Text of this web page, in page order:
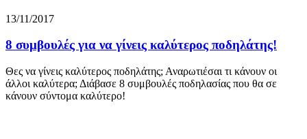
13/11/2017
8 συμβουλές για να γίνεις καλύτερος ποδηλάτης!
Θες να γίνεις καλύτερος ποδηλάτης; Αναρωτιέσαι τι κάνουν οι
άλλοι καλύτερα; Διάβασε 8 συμβουλές ποδηλασίας που θα σε
κάνουν σύντομα καλύτερο!